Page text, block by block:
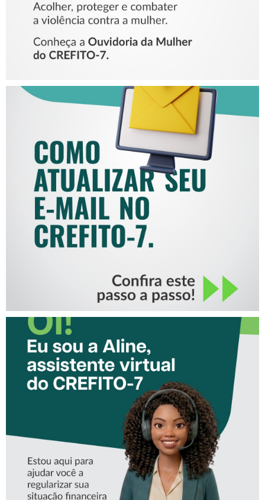
COMO ATUALIZAR SEU E-
MAIL NO CREFITO-7
CONHEÇA A ‘ALINE’,
ASSISTENTE VIRTUAL DO
CREFITO-7